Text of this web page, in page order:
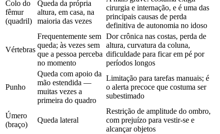
Colo do
fêmur
(quadril)
Queda da própria
altura, em casa, na
maioria das vezes
cirurgia e internação, e é uma das
principais causas de perda
definitiva de autonomia no idoso
Vértebras
Frequentemente sem
queda; às vezes sem
que a pessoa perceba
no momento
Dor crônica nas costas, perda de
altura, curvatura da coluna,
dificuldade para ficar em pé por
períodos longos
Punho
Queda com apoio da
mão estendida —
muitas vezes a
primeira do quadro
Limitação para tarefas manuais; é
o alerta precoce que costuma ser
subestimado
Úmero
(braço)
Queda lateral
Restrição de amplitude do ombro,
com prejuízo para vestir-se e
alcançar objetos